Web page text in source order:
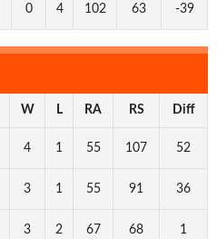
0 4 102 63 -39
W L RA RS Diff
4 1 55 107 52
3 1 55 91 36
3 2 67 68 1